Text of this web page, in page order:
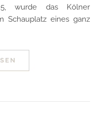
wurde das Kölner
Schauplatz eines ganz